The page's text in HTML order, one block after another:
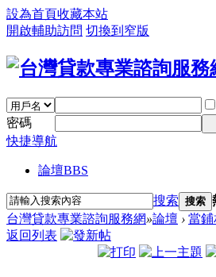
設為首頁收藏本站
開啟輔助訪問 切換到窄版
密碼
快捷導航
論壇BBS
搜索 搜索
台灣貸款專業諮詢服務網»論壇 › 當鋪
返回列表